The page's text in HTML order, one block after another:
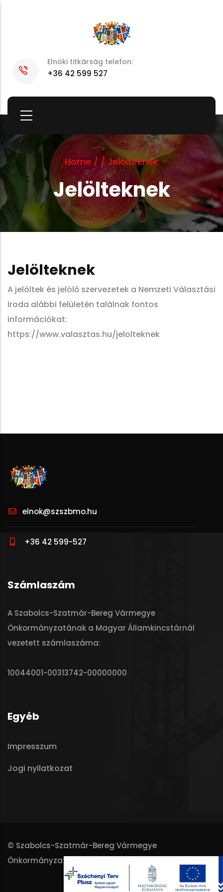
Elnöki titkárság telefon:
+36 42 599 527
Home / / Jelölteknek
Jelölteknek
Jelölteknek
A jelöltek és jelölő szervezetek a Nemzeti Választási
Iroda alábbi felületén találnak fontos
információkat:
https://www.valasztas.hu/jelolteknek
elnok@szszbmo.hu
+36 42 599-527
Számlaszám
A Szabolcs-Szatmár-Bereg Vármegye
Önkormányzatának a Magyar Államkincstárnál
vezetett számlaszáma:
10044001-00313742-00000000
Egyéb
Impresszum
Jogi nyilatkozat
© Szabolcs-Szatmár-Bereg Vármegye
Önkormányzata - 2025